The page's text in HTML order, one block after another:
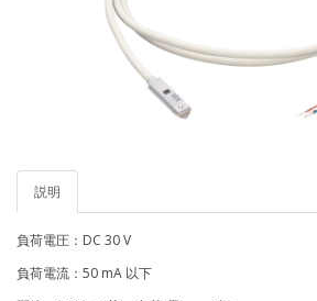
説明
負荷電圧：DC 30 V
負荷電流：50 mA 以下